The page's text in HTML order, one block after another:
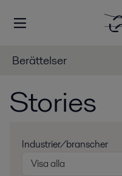
Berättelser
Stories
Industrier/branscher
Visa alla